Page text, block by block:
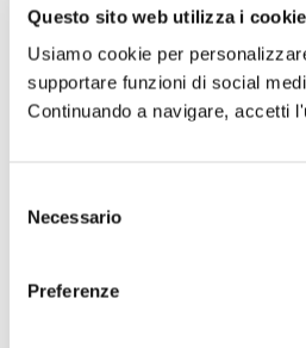
Questo sito web utilizza i cookie
Usiamo cookie per
supportare funzioni di social
Continuando a navigare, accetti
Necessario
Preferenze
(non ancora 22) e essere
diploma di maturità. Il
all’Accademia dura
una formazione militare,
La Nomina Diretta
ruolo di Ufficiale tramite i
,